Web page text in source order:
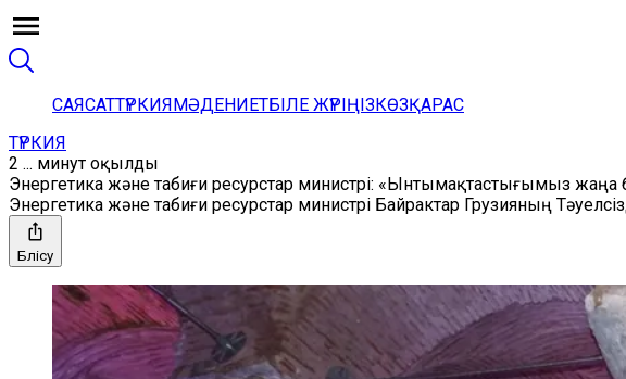
САЯСАТТҮРКИЯМӘДЕНИЕТБІЛЕ ЖҮРІҢІЗКӨЗҚАРАС
ТҮРКИЯ
2 ... минут оқылды
Энергетика және табиғи ресурстар министрі: «Ынтымақтастығымыз жаңа
Энергетика және табиғи ресурстар министрі Байрактар Грузияның
Бөлісу